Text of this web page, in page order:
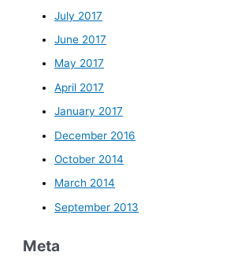
July 2017
June 2017
May 2017
April 2017
January 2017
December 2016
October 2014
March 2014
September 2013
Meta